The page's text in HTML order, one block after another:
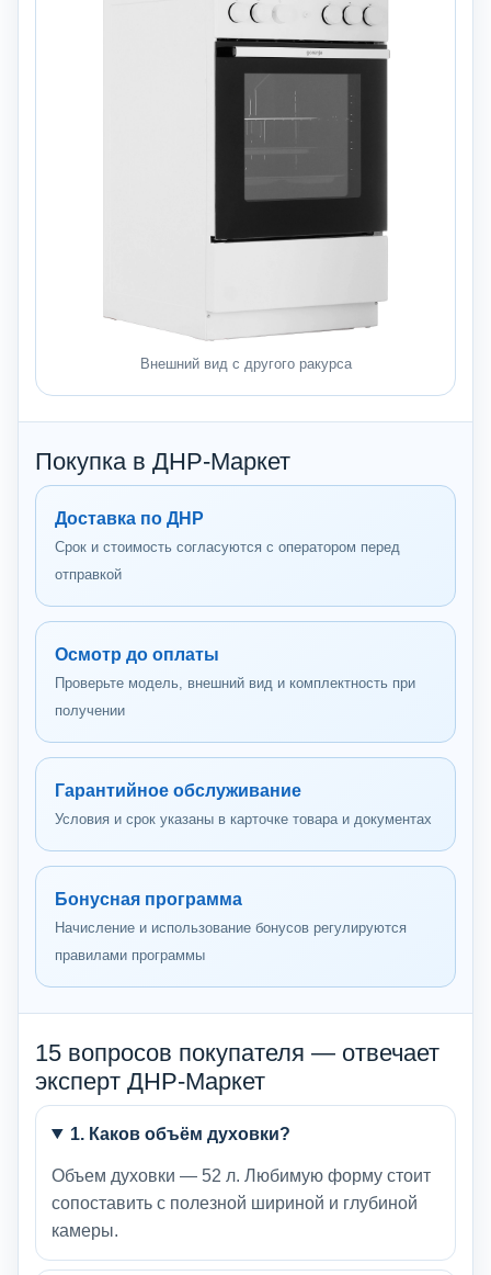
Внешний вид с другого ракурса
Покупка в ДНР-Маркет
Доставка по ДНР
Срок и стоимость согласуются с оператором перед
отправкой
Осмотр до оплаты
Проверьте модель, внешний вид и комплектность при
получении
Гарантийное обслуживание
Условия и срок указаны в карточке товара и документах
Бонусная программа
Начисление и использование бонусов регулируются
правилами программы
15 вопросов покупателя — отвечает
эксперт ДНР-Маркет
1. Каков объём духовки?
Объем духовки — 52 л. Любимую форму стоит
сопоставить с полезной шириной и глубиной
камеры.